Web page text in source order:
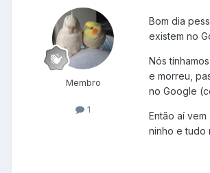
Membro
1
Bom dia
existem no
Nós
e morreu,
no Google
Então aí
ninho e tudo